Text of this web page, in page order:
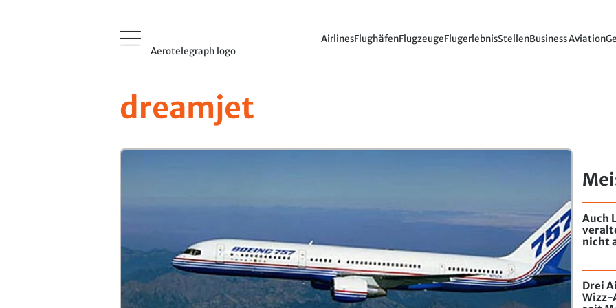
Aerotelegraph logo
AirlinesFlughäfenFlugzeugeFlugerlebnisStellenBusiness Aviation
dreamjet
Auch
nicht
Drei
Wizz-